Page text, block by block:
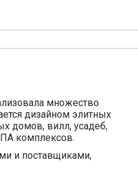
множество
дизайном элитных
домов, вилл, усадеб,
комплексов.
и поставщиками,